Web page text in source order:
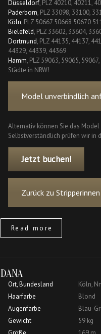
Düsseldorf, PLZ 40210, 40211,
Paderborn, PLZ 33098, 33100,
Köln, PLZ 50667 50668 50670
Bielefeld, PLZ 33602, 33604,
Dortmund, PLZ 44135, 44137,
44329, 44339, 44369
Hamm, PLZ 59063, 59065,
Städte in NRW!
Model unverbindlich
Alternativ können Sie das Model
Selbstverständlich prüfen wir in
Jetzt buchen!
Zurück zu
Read more
DANA
Ort, Bundesland
Köln,
Haarfarbe
Blond
Augenfarbe
Blau-
Gewicht
59 kg